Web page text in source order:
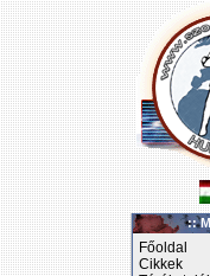
::
Főoldal
Cikkek